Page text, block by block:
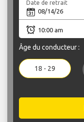
Date de retrait
Âge du conducteur :
18 - 29